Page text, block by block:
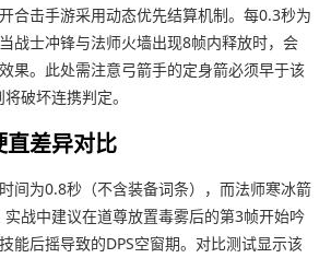
合击手游采用动态优先结算机制。每0.3秒为
战士冲锋与法师火墙出现8帧内释放时，会
果。此处需注意弓箭手的定身箭必须早于该
破坏连携判定。
差异对比
间为0.8秒（不含装备词条），而法师寒冰箭
战中建议在道尊放置毒雾后的第3帧开始吟
能后摇导致的DPS空窗期。对比测试显示该